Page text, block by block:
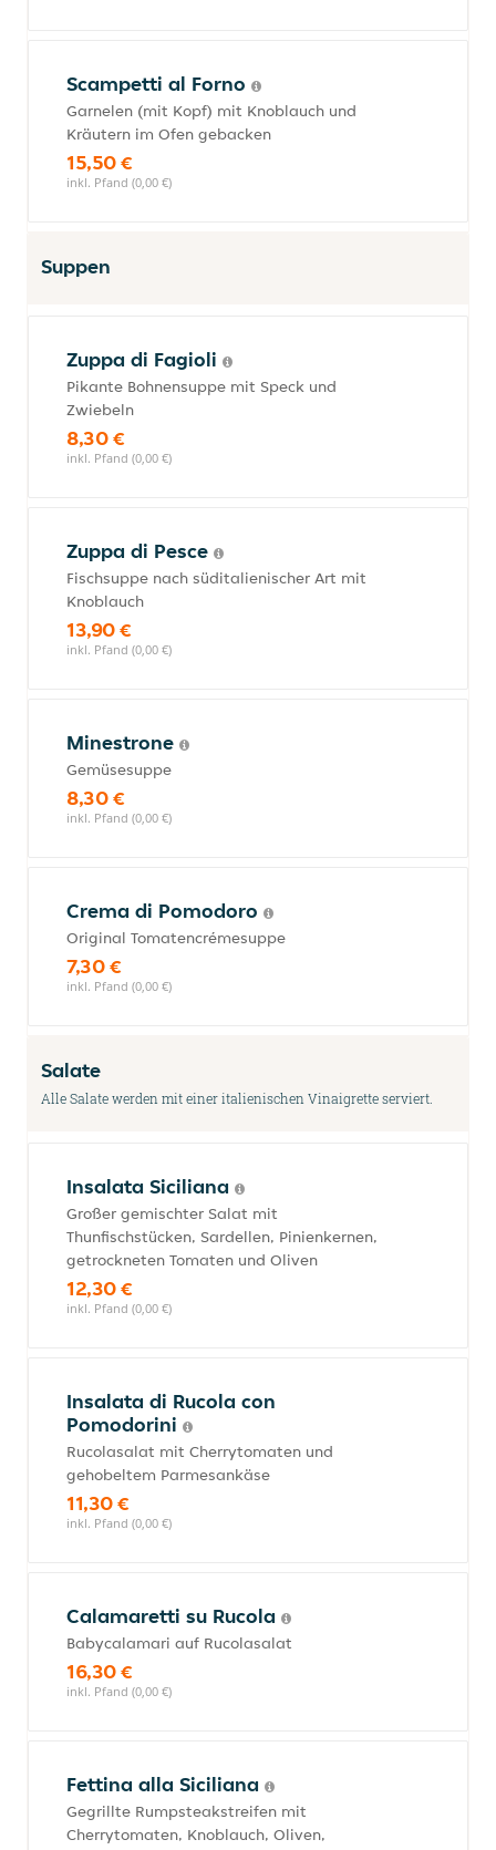
Scampetti al Forno
Garnelen (mit Kopf) mit Knoblauch und
Kräutern im Ofen gebacken
15,50 €
inkl. Pfand (0,00 €)
Suppen
Zuppa di Fagioli
Pikante Bohnensuppe mit Speck und
Zwiebeln
8,30 €
inkl. Pfand (0,00 €)
Zuppa di Pesce
Fischsuppe nach süditalienischer Art mit
Knoblauch
13,90 €
inkl. Pfand (0,00 €)
Minestrone
Gemüsesuppe
8,30 €
inkl. Pfand (0,00 €)
Crema di Pomodoro
Original Tomatencrémesuppe
7,30 €
inkl. Pfand (0,00 €)
Salate
Alle Salate werden mit einer italienischen Vinaigrette serviert.
Insalata Siciliana
Großer gemischter Salat mit
Thunfischstücken, Sardellen, Pinienkernen,
getrockneten Tomaten und Oliven
12,30 €
inkl. Pfand (0,00 €)
Insalata di Rucola con
Pomodorini
Rucolasalat mit Cherrytomaten und
gehobeltem Parmesankäse
11,30 €
inkl. Pfand (0,00 €)
Calamaretti su Rucola
Babycalamari auf Rucolasalat
16,30 €
inkl. Pfand (0,00 €)
Fettina alla Siciliana
Gegrillte Rumpsteakstreifen mit
Cherrytomaten, Knoblauch, Oliven,